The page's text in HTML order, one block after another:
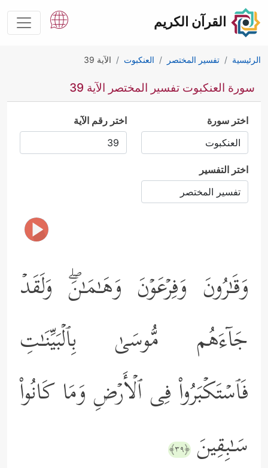
القرآن الكريم
الرئيسية تفسير المختصر العنكبوت الآية 39
سورة العنكبوت تفسير المختصر الآية 39
اختر سورة اختر رقم الآية
اختر التفسير
وَقَـٰرُونَ وَفِرۡعَوۡنَ وَهَـٰمَـٰنَۖ وَلَقَدۡ
جَاۤءَهُم مُّوسَىٰ بِٱلۡبَیِّنَـٰتِ
فَٱسۡتَكۡبَرُواْ فِی ٱلۡأَرۡضِ وَمَا كَانُواْ
سَـٰبِقِینَ ﴿٣٩﴾